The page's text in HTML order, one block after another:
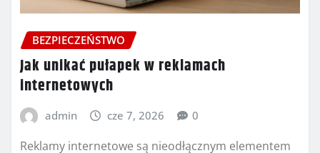
BEZPIECZEŃSTWO
Jak unikać pułapek w reklamach
internetowych
admin cze 7, 2026 0
Reklamy internetowe są nieodłącznym elementem